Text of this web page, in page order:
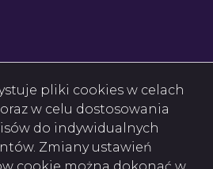
pliki cookies w celach
w celu dostosowania
do indywidualnych
Zmiany ustawień
cookie można dokonać w